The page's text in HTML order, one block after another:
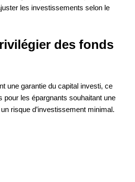
les investissements selon le
des fonds
une garantie du capital investi, ce
pour les épargnants souhaitant une
risque d’investissement minimal.